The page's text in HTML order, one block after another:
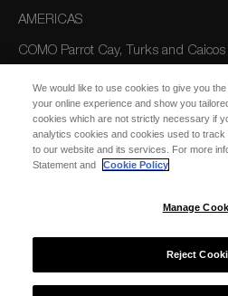
AMERICAS
COMO Parrot Cay, Turks and Caicos
AUSTRALIA/OCEANIA
COMO The Treasury, Perth
© 2026 COMO Hotels and Resorts
We would like to use cookies to give you
your online experience and show you
cookies which are not strictly necessary if
analytics cookies and cookies used to
to our website and its services. For more
Statement and
Cookie Policy
Manage
Reject